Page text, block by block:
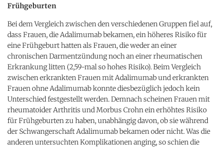
Frühgeburten
Bei dem Vergleich zwischen den verschiedenen Gruppen fiel auf,
dass Frauen, die Adalimumab bekamen, ein höheres Risiko für
eine Frühgeburt hatten als Frauen, die weder an einer
chronischen Darmentzündung noch an einer rheumatischen
Erkrankung litten (2,59-mal so hohes Risiko). Beim Vergleich
zwischen erkrankten Frauen mit Adalimumab und erkrankten
Frauen ohne Adalimumab konnte diesbezüglich jedoch kein
Unterschied festgestellt werden. Demnach scheinen Frauen mit
rheumatoider Arthritis und Morbus Crohn ein erhöhtes Risiko
für Frühgeburten zu haben, unabhängig davon, ob sie während
der Schwangerschaft Adalimumab bekamen oder nicht. Was die
anderen untersuchten Komplikationen anging, so schien die